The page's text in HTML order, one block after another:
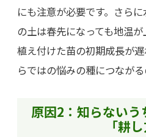
にも注意が必要です。さら
の土は春先になっても地温が
植え付けた苗の初期成長が
らではの悩みの種につながる
原因2：知らないう
「耕し